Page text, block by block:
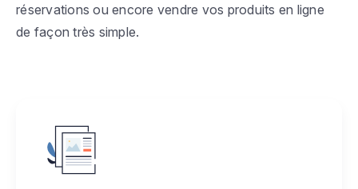
réservations ou encore vendre vos produits en ligne
de façon très simple.